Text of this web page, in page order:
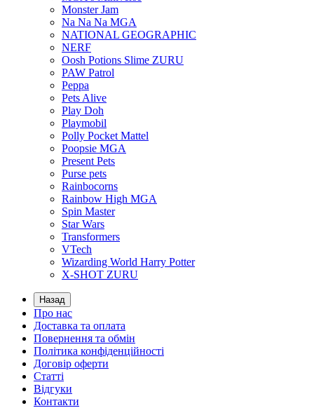
Monster Jam
Na Na Na MGA
NATIONAL GEOGRAPHIC
NERF
Oosh Potions Slime ZURU
PAW Patrol
Peppa
Pets Alive
Play Doh
Playmobil
Polly Pocket Mattel
Poopsie MGA
Present Pets
Purse pets
Rainbocorns
Rainbow High MGA
Spin Master
Star Wars
Transformers
VTech
Wizarding World Harry Potter
X-SHOT ZURU
Назад
Про нас
Доставка та оплата
Повернення та обмін
Політика конфіденційності
Договір оферти
Статті
Відгуки
Контакти